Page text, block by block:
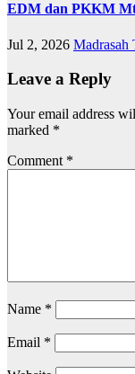
EDM dan PKKM
Jul 2, 2026 Madrasah
Leave a Reply
Your email address
marked *
Comment *
Name *
Email *